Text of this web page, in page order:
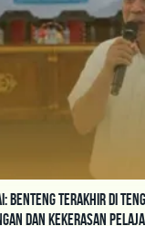
Benteng Terakhir di
dan Kekerasan